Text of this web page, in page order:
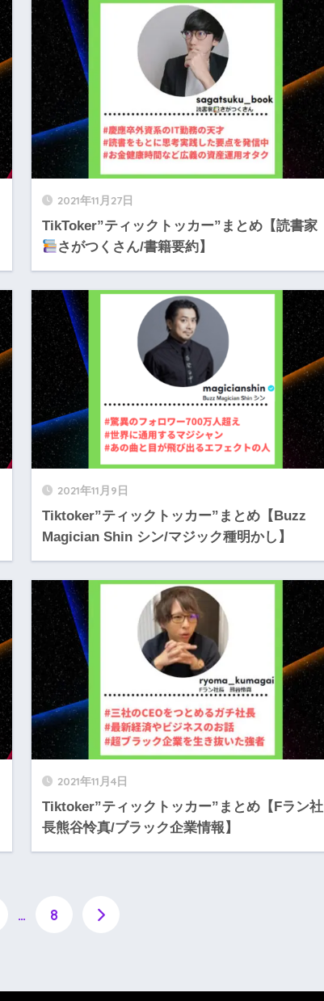
2021年11月27日
TikToker”ティックトッカー”まとめ【読書家
さがつくさん/書籍要約】
2021年11月9日
Tiktoker”ティックトッカー”まとめ【Buzz
Magician Shin シン/マジック種明かし】
2021年11月4日
Tiktoker”ティックトッカー”まとめ【Fラン社
長熊谷怜真/ブラック企業情報】
… 8